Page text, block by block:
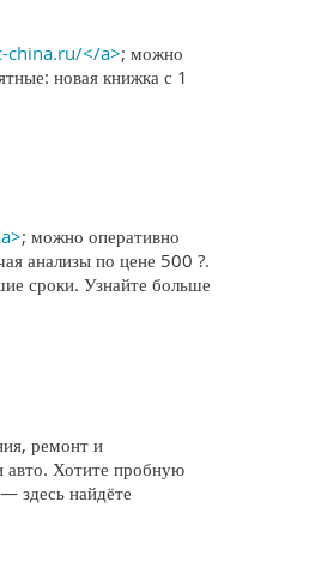
china.ru/</a>; можно
новая книжка с 1
; можно оперативно
анализы по цене 500 ?.
сроки. Узнайте больше
ремонт и
авто. Хотите пробную
здесь найдёте